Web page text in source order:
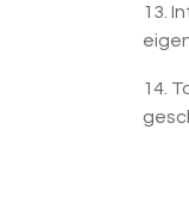
13.
14.